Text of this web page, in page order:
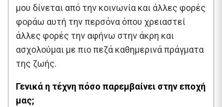
μου δίνεται από την κοινωνία και άλλες φορές
φοράω αυτή την περσόνα όπου χρειαστεί
άλλες φορές την αφήνω στην άκρη και
ασχολούμαι με πιο πεζά καθημερινά πράγματα
της ζωής.
Γενικά η τέχνη πόσο παρεμβαίνει στην εποχή
μας;